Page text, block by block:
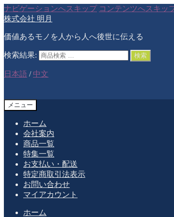
ナビゲーションへスキップ コンテンツへスキッ
株式会社 明月
価値あるモノを人から人へ後世に伝える
検索結果: 検索
日本語 / 中文
メニュー
ホーム
会社案内
商品一覧
特集一覧
お支払い・配送
特定商取引法表示
お問い合わせ
マイアカウント
ホーム